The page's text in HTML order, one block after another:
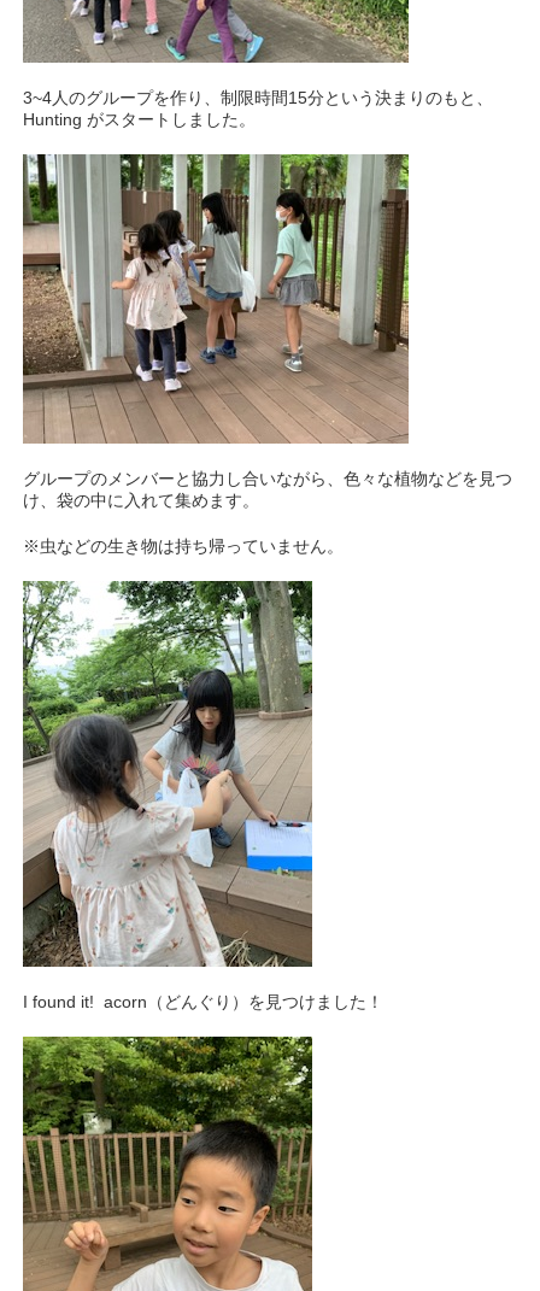
3~4人のグループを作り、制限時間15分という決まりのもと、
Hunting がスタートしました。
グループのメンバーと協力し合いながら、色々な植物などを見つ
け、袋の中に入れて集めます。
※虫などの生き物は持ち帰っていません。
I found it! acorn（どんぐり）を見つけました！